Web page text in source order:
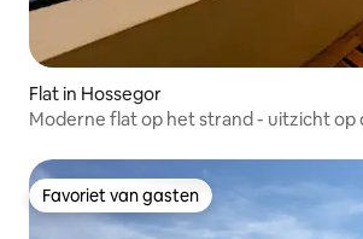
Flat in Hossegor
Moderne flat op het strand - uitzicht op
Favoriet van gasten
Favoriet van gasten